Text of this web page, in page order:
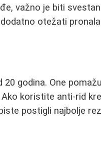
važno je biti
otežati
godina. One
koristite anti-rid
postigli najbolje